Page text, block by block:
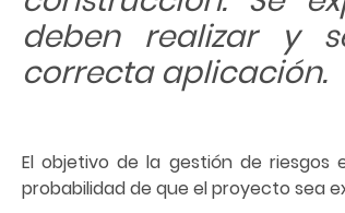
deben realizar y
correcta aplicación.
El objetivo de la gestión de
probabilidad de que el proyecto sea